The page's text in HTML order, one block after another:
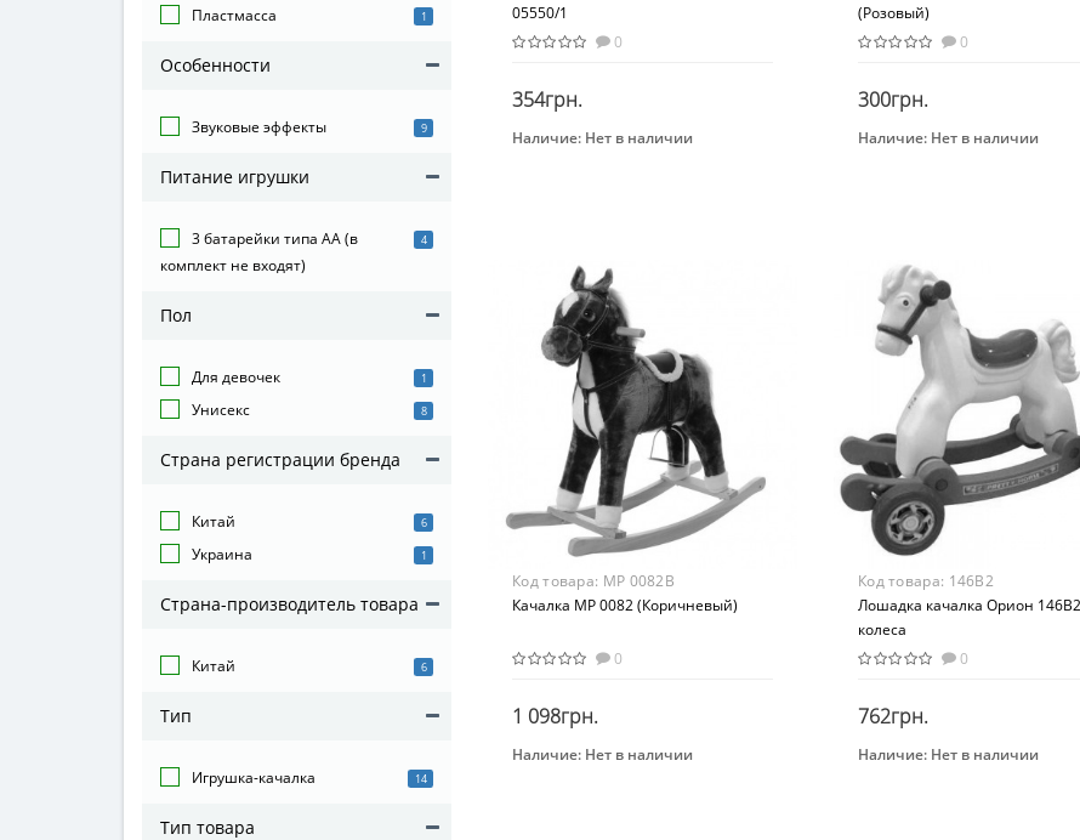
Пластмасса 1
Особенности
Звуковые эффекты 9
Питание игрушки
3 батарейки типа АА (в
комплект не входят)
4
Пол
Для девочек 1
Унисекс 8
Страна регистрации бренда
Китай 6
Украина 1
Страна-производитель товара
Китай 6
Тип
Игрушка-качалка 14
Тип товара
05550/1
0
354грн.
Закончился
Наличие: Нет в наличии
(Розовый)
0
300грн.
Закончился
Наличие: Нет в наличии
Возраст
от 3 лет
Материал
Комбинированный
Код товара: MP 0082B
Качалка MP 0082 (Коричневый)
0
1 098грн.
Закончился
Наличие: Нет в наличии
Код товара: 146B2
Лошадка качалка Орион
колеса
0
762грн.
Закончился
Наличие: Нет в наличии